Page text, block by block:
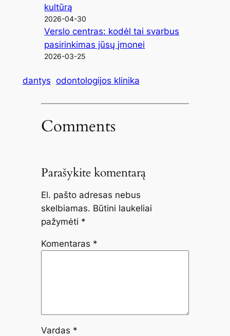
kultūrą
2026-04-30
Verslo centras: kodėl tai svarbus
pasirinkimas jūsų įmonei
2026-03-25
dantys odontologijos klinika
Comments
Parašykite komentarą
El. pašto adresas nebus
skelbiamas. Būtini laukeliai
pažymėti *
Komentaras *
Vardas *